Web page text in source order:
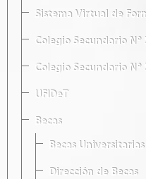
Sistema Virtual de
Colegio Secundario Nº
Colegio Secundario Nº
UFIDeT
Becas
Becas
Dirección de Becas